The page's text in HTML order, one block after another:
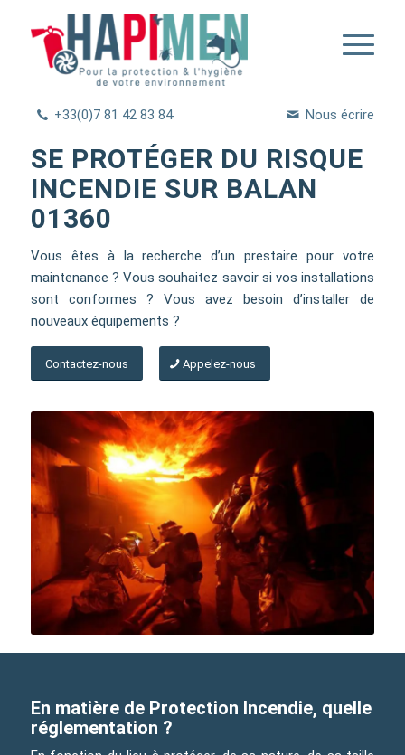
+33(0)7 81 42 83 84 Nous écrire
SE PROTÉGER DU RISQUE
INCENDIE SUR BALAN
01360
Vous êtes à la recherche d’un prestaire pour votre
maintenance ? Vous souhaitez savoir si vos installations
sont conformes ? Vous avez besoin d’installer de
nouveaux équipements ?
Contactez-nous Appelez-nous
En matière de Protection Incendie, quelle
réglementation ?